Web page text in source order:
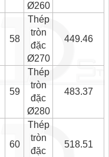
Ø260
58
Thép
tròn
đặc
Ø270
449.46
59
Thép
tròn
đặc
Ø280
483.37
60
Thép
tròn
đặc
518.51